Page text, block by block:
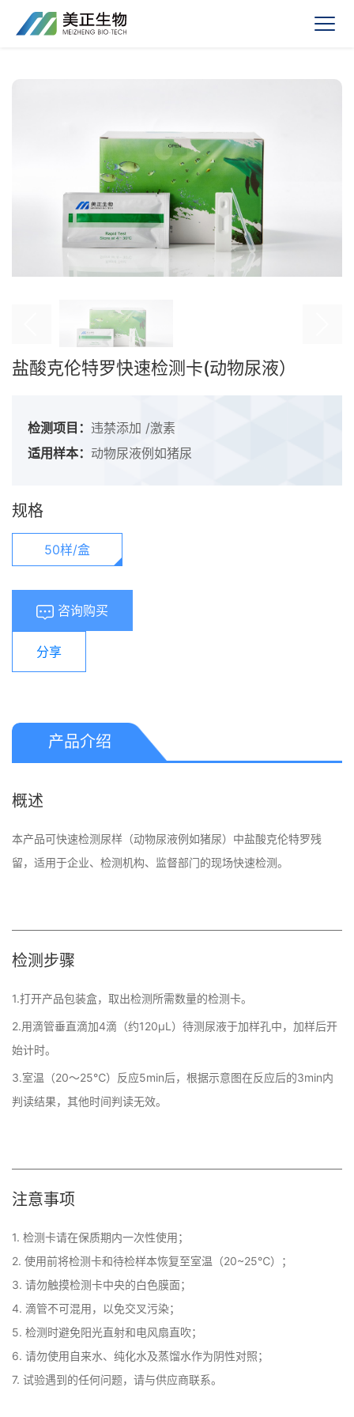
盐酸克伦特罗快速检测卡(动物尿液）
检测项目： 违禁添加 /激素
适用样本： 动物尿液例如猪尿
规格
50样/盒
咨询购买
分享
产品介绍
概述
本产品可快速检测尿样（动物尿液例如猪尿）中盐酸克伦特罗残
留，适用于企业、检测机构、监督部门的现场快速检测。
检测步骤
1.打开产品包装盒，取出检测所需数量的检测卡。
2.用滴管垂直滴加4滴（约120μL）待测尿液于加样孔中，加样后开
始计时。
3.室温（20～25℃）反应5min后，根据示意图在反应后的3min内
判读结果，其他时间判读无效。
注意事项
1. 检测卡请在保质期内一次性使用；
2. 使用前将检测卡和待检样本恢复至室温（20~25℃）；
3. 请勿触摸检测卡中央的白色膜面；
4. 滴管不可混用，以免交叉污染；
5. 检测时避免阳光直射和电风扇直吹；
6. 请勿使用自来水、纯化水及蒸馏水作为阴性对照；